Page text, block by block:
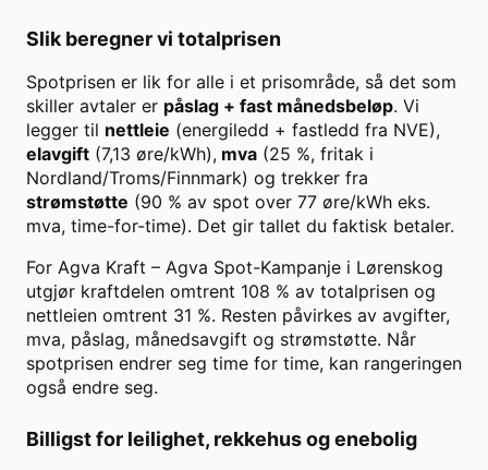
Slik beregner vi totalprisen
Spotprisen er lik for alle i et prisområde, så det som
skiller avtaler er påslag + fast månedsbeløp. Vi
legger til nettleie (energiledd + fastledd fra NVE),
elavgift (7,13 øre/kWh), mva (25 %, fritak i
Nordland/Troms/Finnmark) og trekker fra
strømstøtte (90 % av spot over 77 øre/kWh eks.
mva, time-for-time). Det gir tallet du faktisk betaler.
For Agva Kraft – Agva Spot-Kampanje i Lørenskog
utgjør kraftdelen omtrent 108 % av totalprisen og
nettleien omtrent 31 %. Resten påvirkes av avgifter,
mva, påslag, månedsavgift og strømstøtte. Når
spotprisen endrer seg time for time, kan rangeringen
også endre seg.
Billigst for leilighet, rekkehus og enebolig